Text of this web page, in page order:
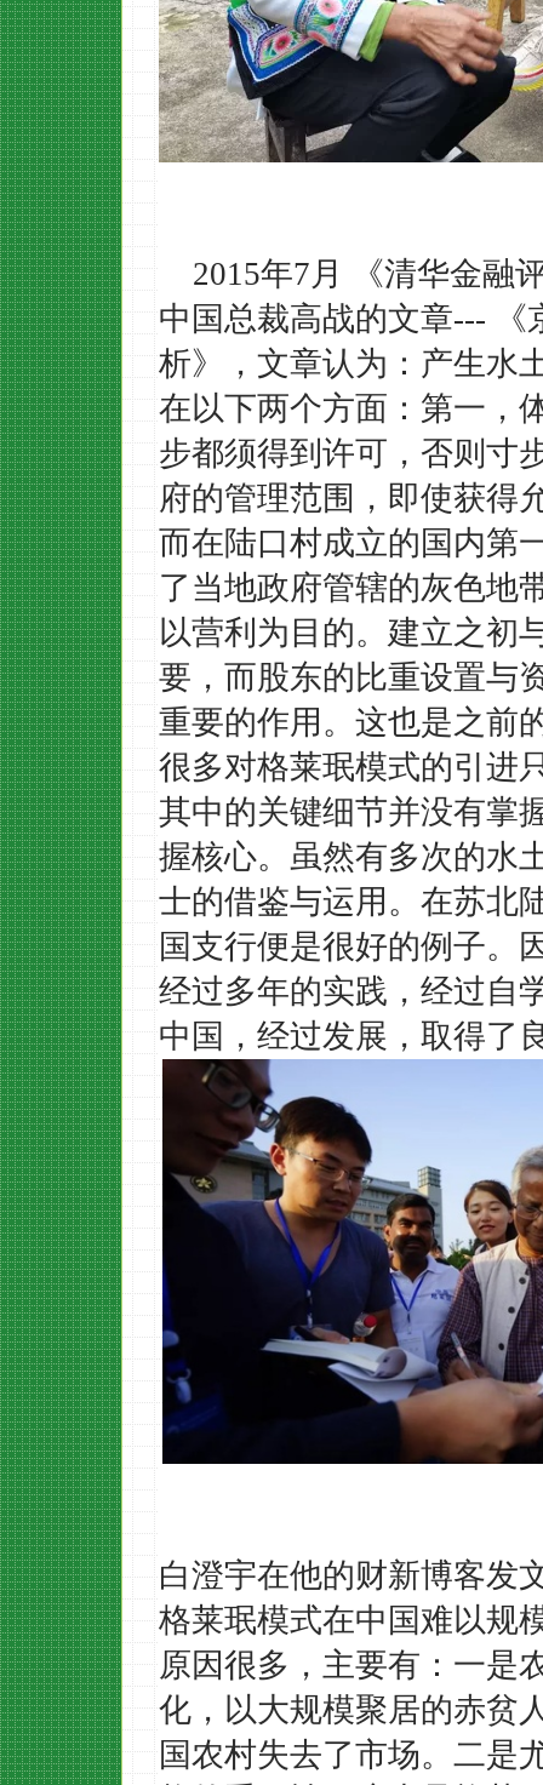
2015年7月 《清华金融
中国总裁高战的文章--- 《
析》，文章认为： 产生水
在以下两个方面：第一，
步都须得到许可，否则寸
府的管理范围，即使获得
而在陆口村成立的国内第
了当地政府管辖的灰色地
以营利为目的。建立之初
要，而股东的比重设置与
重要的作用。这也是之前
很多对格莱珉模式的引进
其中的关键细节并没有掌
握核心。虽然有多次的水
士的借鉴与运用。在苏北
国支行便是很好的例子。
经过多年的实践，经过自
中国，经过发展，取得了
白澄宇在他的财新博客发
格莱珉模式在中国难以规
原因很多，主要有：一是
化，以大规模聚居的赤贫
国农村失去了市场。二是